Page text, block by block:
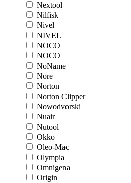
Nextool
Nilfisk
Nivel
NIVEL
NOCO
NOCO
NoName
Nore
Norton
Norton Clipper
Nowodvorski
Nuair
Nutool
Okko
Oleo-Mac
Olympia
Omnigena
Origin